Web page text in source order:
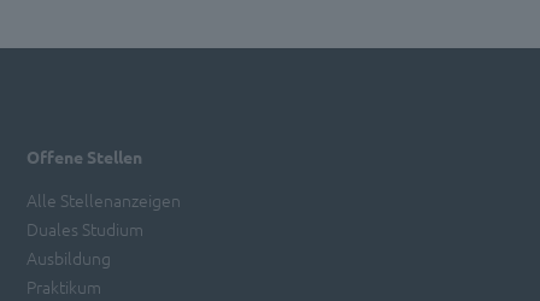
Offene Stellen
Alle Stellenanzeigen
Duales Studium
Ausbildung
Praktikum